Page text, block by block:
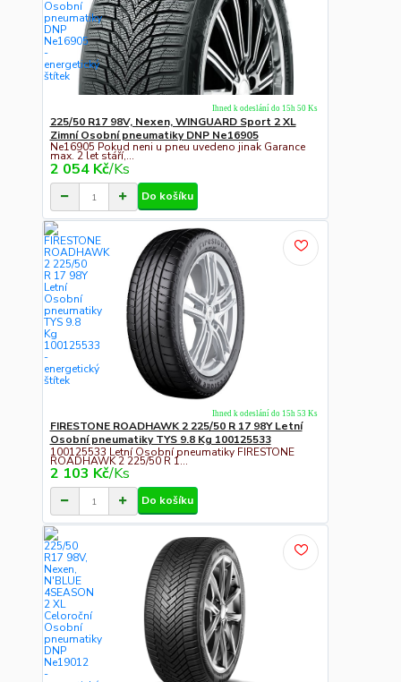
225/50 R17 98V, Nexen, WINGUARD Sport 2 XL
Zimní Osobní pneumatiky DNP Ne16905
Ne16905 Pokud neni u pneu uvedeno jinak Garance
max. 2 let stáří,...
2 054 Kč/Ks
Ihned k odeslání do 15h 50 Ks
Do košíku
FIRESTONE ROADHAWK 2 225/50 R 17 98Y Letní
Osobní pneumatiky TYS 9.8 Kg 100125533
100125533 Letní Osobní pneumatiky FIRESTONE
ROADHAWK 2 225/50 R 1...
2 103 Kč/Ks
Ihned k odeslání do 15h 53 Ks
Do košíku